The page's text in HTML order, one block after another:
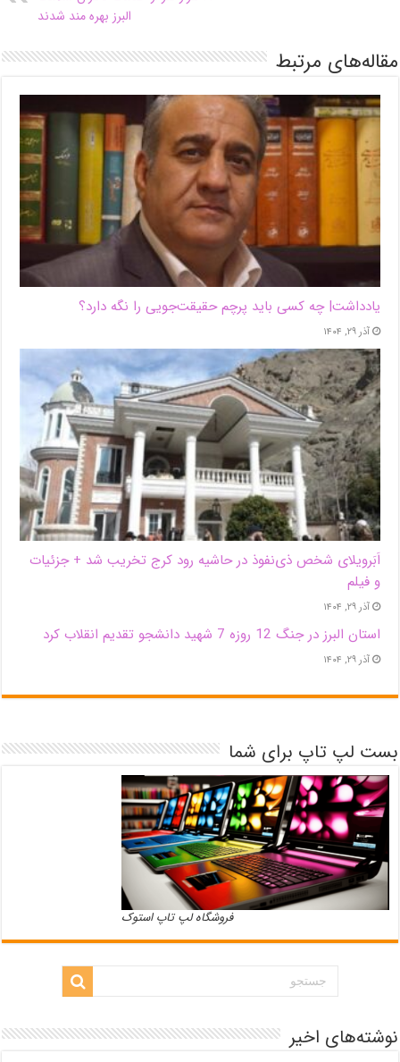
البرز بهره مند شدند
مقاله‌های مرتبط
یادداشت| ‌چه کسی باید پرچم حقیقت‌جویی را نگه دارد؟
آذر ۲۹, ۱۴۰۴
اَبَر‌ویلای شخص ذی‌نفوذ در حاشیه‌ رود کرج تخریب شد + جزئیات
و فیلم
آذر ۲۹, ۱۴۰۴
استان البرز در جنگ 12 روزه 7 شهید دانشجو تقدیم انقلاب کرد
آذر ۲۹, ۱۴۰۴
بست لپ تاپ برای شما
فروشگاه لپ تاپ استوک
نوشته‌های اخیر